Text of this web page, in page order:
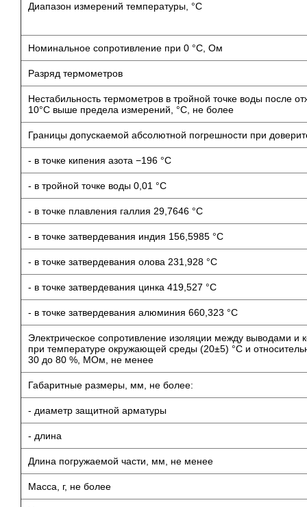
Диапазон измерений температуры, °С
Номинальное сопротивление при 0 °С, Ом
Разряд термометров
Нестабильность термометров в тройной точке воды после
10°С выше предела измерений, °С, не более
Границы допускаемой абсолютной погрешности при
- в точке кипения азота −196 °С
- в тройной точке воды 0,01 °С
- в точке плавления галлия 29,7646 °С
- в точке затвердевания индия 156,5985 °С
- в точке затвердевания олова 231,928 °С
- в точке затвердевания цинка 419,527 °С
- в точке затвердевания алюминия 660,323 °С
Электрическое сопротивление изоляции между выводами и
при температуре окружающей среды (20±5) °С и
30 до 80 %, МОм, не менее
Габаритные размеры, мм, не более:
- диаметр защитной арматуры
- длина
Длина погружаемой части, мм, не менее
Масса, г, не более